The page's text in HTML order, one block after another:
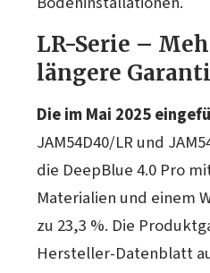
LR-Serie –
längere
Die im Mai 2025
JAM54D40/LR und
die DeepBlue 4.0 Pro
Materialien und einem
zu 23,3 %. Die
Hersteller-Datenblatt